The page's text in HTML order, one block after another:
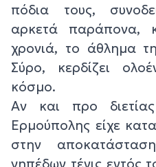
πόδια τους,
αρκετά παράπονα,
χρονιά, το άθλημα
Σύρο, κερδίζει
κόσμο.
Αν και προ
Ερμούπολης είχε
στην